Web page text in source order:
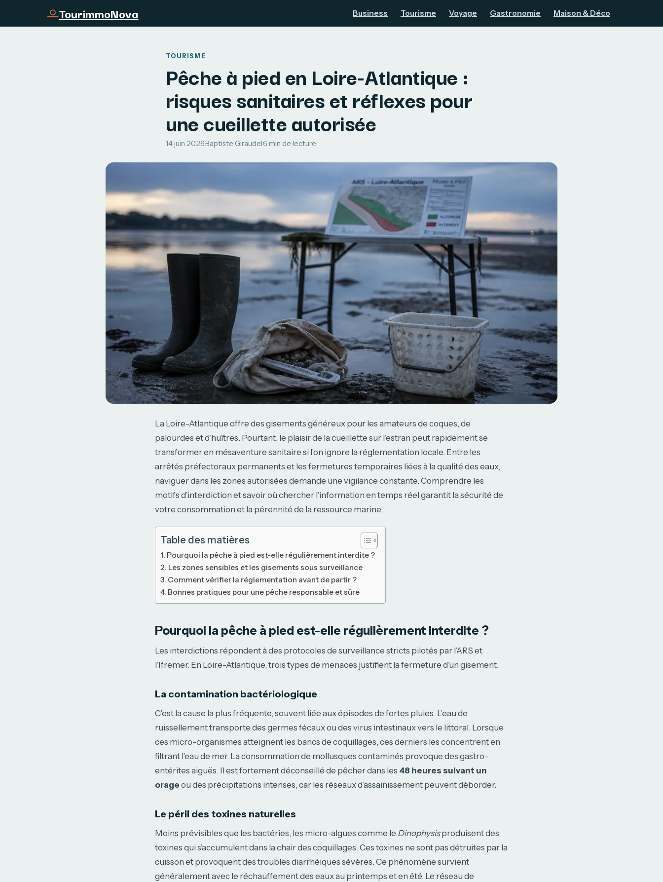
TourimmoNova Business Tourisme Voyage Gastronomie Maison & Déco
TOURISME
Pêche à pied en Loire-Atlantique :
risques sanitaires et réflexes pour
une cueillette autorisée
14 juin 2026·Baptiste Giraudel ·6 min de lecture
La Loire-Atlantique offre des gisements généreux pour les amateurs de coques, de
palourdes et d’huîtres. Pourtant, le plaisir de la cueillette sur l’estran peut rapidement se
transformer en mésaventure sanitaire si l’on ignore la réglementation locale. Entre les
arrêtés préfectoraux permanents et les fermetures temporaires liées à la qualité des eaux,
naviguer dans les zones autorisées demande une vigilance constante. Comprendre les
motifs d’interdiction et savoir où chercher l’information en temps réel garantit la sécurité de
votre consommation et la pérennité de la ressource marine.
Table des matières
Pourquoi la pêche à pied est-elle régulièrement interdite ?
Les zones sensibles et les gisements sous surveillance
Comment vérifier la réglementation avant de partir ?
Bonnes pratiques pour une pêche responsable et sûre
Pourquoi la pêche à pied est-elle régulièrement interdite ?
Les interdictions répondent à des protocoles de surveillance stricts pilotés par l’ARS et
l’Ifremer. En Loire-Atlantique, trois types de menaces justifient la fermeture d’un gisement.
La contamination bactériologique
C’est la cause la plus fréquente, souvent liée aux épisodes de fortes pluies. L’eau de
ruissellement transporte des germes fécaux ou des virus intestinaux vers le littoral. Lorsque
ces micro-organismes atteignent les bancs de coquillages, ces derniers les concentrent en
filtrant l’eau de mer. La consommation de mollusques contaminés provoque des gastro-
entérites aiguës. Il est fortement déconseillé de pêcher dans les 48 heures suivant un
orage ou des précipitations intenses, car les réseaux d’assainissement peuvent déborder.
Le péril des toxines naturelles
Moins prévisibles que les bactéries, les micro-algues comme le Dinophysisproduisent des
toxines qui s’accumulent dans la chair des coquillages. Ces toxines ne sont pas détruites par la
cuisson et provoquent des troubles diarrhéiques sévères. Ce phénomène survient
généralement avec le réchauffement des eaux au printemps et en été. Le réseau de